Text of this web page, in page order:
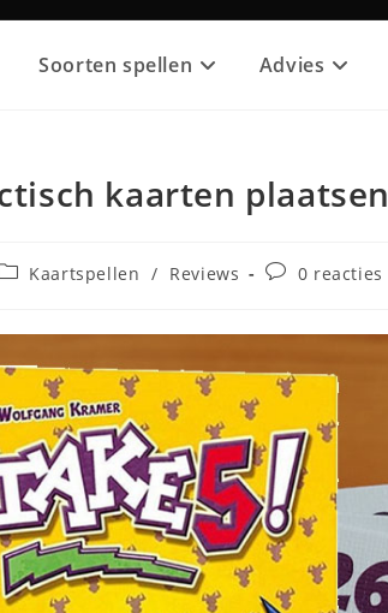
Soorten spellen Advies
kaarten plaatsen
Kaartspellen / Reviews
Bericht0 reacties